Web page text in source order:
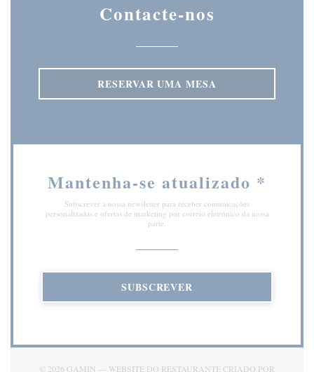
Contacte-nos
RESERVAR UMA MESA
Mantenha-se atualizado *
Subscrever a nossa newsletter para receber comunicações
personalizadas e ofertas de marketing por correio eletrónico da nossa
parte.
SUBSCREVER
© 2026 GAMIN — WEBSITE DO RESTAURANTE CRIADO POR